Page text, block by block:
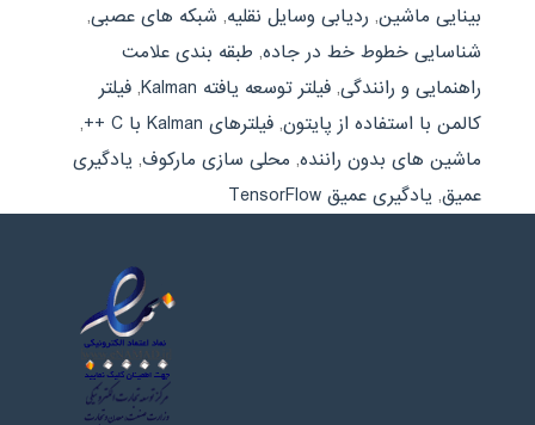
بینایی ماشین, ردیابی وسایل نقلیه, شبکه های عصبی,
شناسایی خطوط خط در جاده, طبقه بندی علامت
راهنمایی و رانندگی, فیلتر توسعه یافته Kalman , فیلتر
کالمن با استفاده از پایتون, فیلترهای Kalman با C ++
,
ماشین های بدون راننده, محلی سازی ماركوف, یادگیری
عمیق, یادگیری عمیق TensorFlow